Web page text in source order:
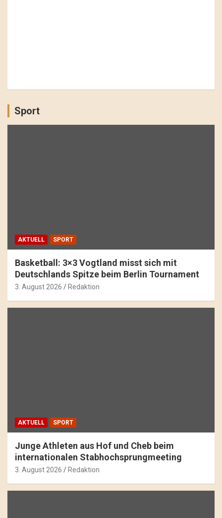
Sport
AKTUELL SPORT
Basketball: 3×3 Vogtland misst sich mit
Deutschlands Spitze beim Berlin Tournament
3. August 2026 Redaktion
AKTUELL SPORT
Junge Athleten aus Hof und Cheb beim
internationalen Stabhochsprungmeeting
3. August 2026 Redaktion